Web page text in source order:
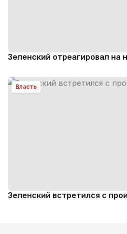
Зеленский отреагировал на
Власть
Зеленский встретился с